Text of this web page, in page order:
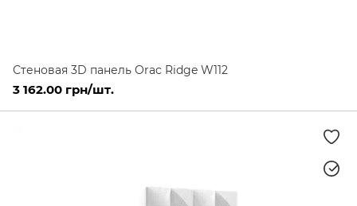
Стеновая 3D панель Orac Ridge W112
3 162.00 грн/шт.